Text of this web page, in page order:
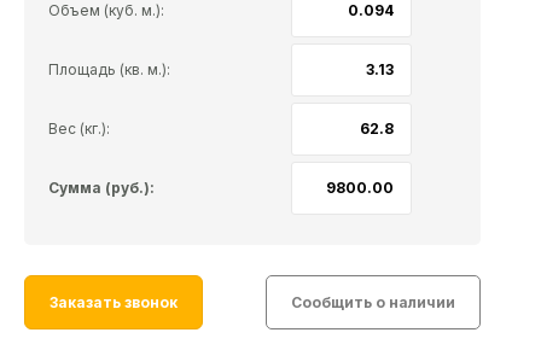
Объем (куб. м.):
Площадь (кв. м.):
Вес (кг.):
Сумма (руб.):
Заказать звонок Сообщить о наличии